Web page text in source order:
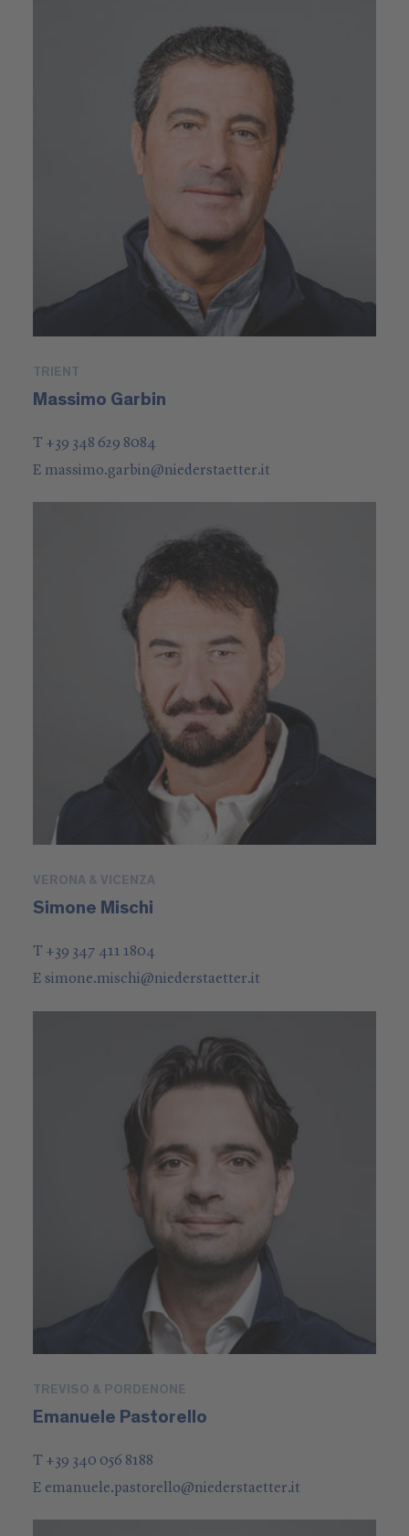
TRIENT
Massimo Garbin
T +39 348 629 8084
E massimo.garbin@niederstaetter.it
VERONA & VICENZA
Simone Mischi
T +39 347 411 1804
Esimone.mischi@niederstaetter.it
TREVISO & PORDENONE
Emanuele Pastorello
T +39 340 056 8188
E emanuele.pastorello@niederstaetter.it